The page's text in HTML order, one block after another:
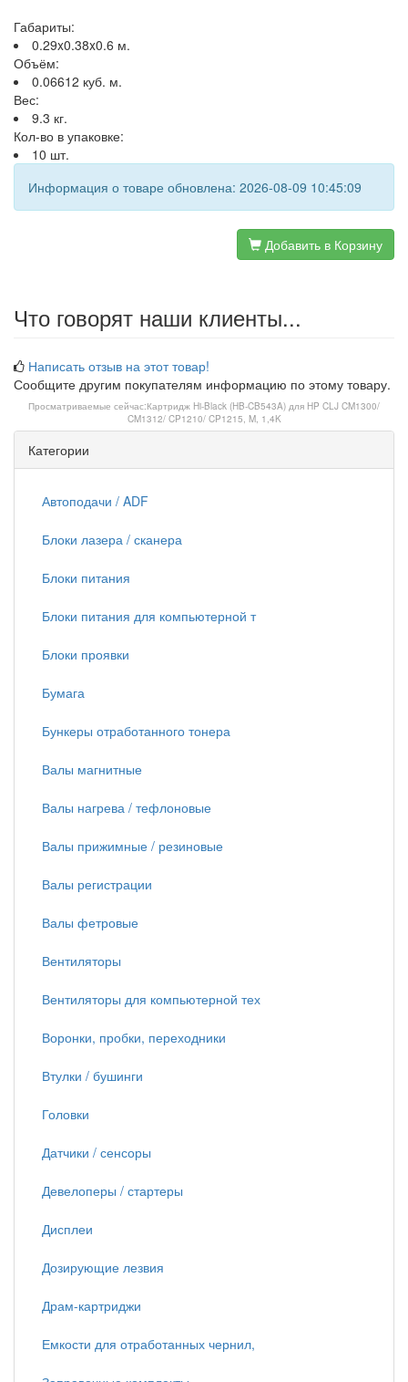
Габариты:
0.29x0.38x0.6 м.
Объём:
0.06612 куб. м.
Вес:
9.3 кг.
Кол-во в упаковке:
10 шт.
Информация о товаре обновлена: 2026-08-09 10:45:09
Добавить в Корзину
Что говорят наши клиенты...
Написать отзыв на этот товар!
Сообщите другим покупателям информацию по этому товару.
Просматриваемые сейчас:Картридж Hi-Black (HB-CB543A) для HP CLJ CM1300/
CM1312/ CP1210/ CP1215, M, 1,4K
Категории
Автоподачи / ADF
Блоки лазера / сканера
Блоки питания
Блоки питания для компьютерной т
Блоки проявки
Бумага
Бункеры отработанного тонера
Валы магнитные
Валы нагрева / тефлоновые
Валы прижимные / резиновые
Валы регистрации
Валы фетровые
Вентиляторы
Вентиляторы для компьютерной тех
Воронки, пробки, переходники
Втулки / бушинги
Головки
Датчики / сенсоры
Девелоперы / стартеры
Дисплеи
Дозирующие лезвия
Драм-картриджи
Емкости для отработанных чернил,